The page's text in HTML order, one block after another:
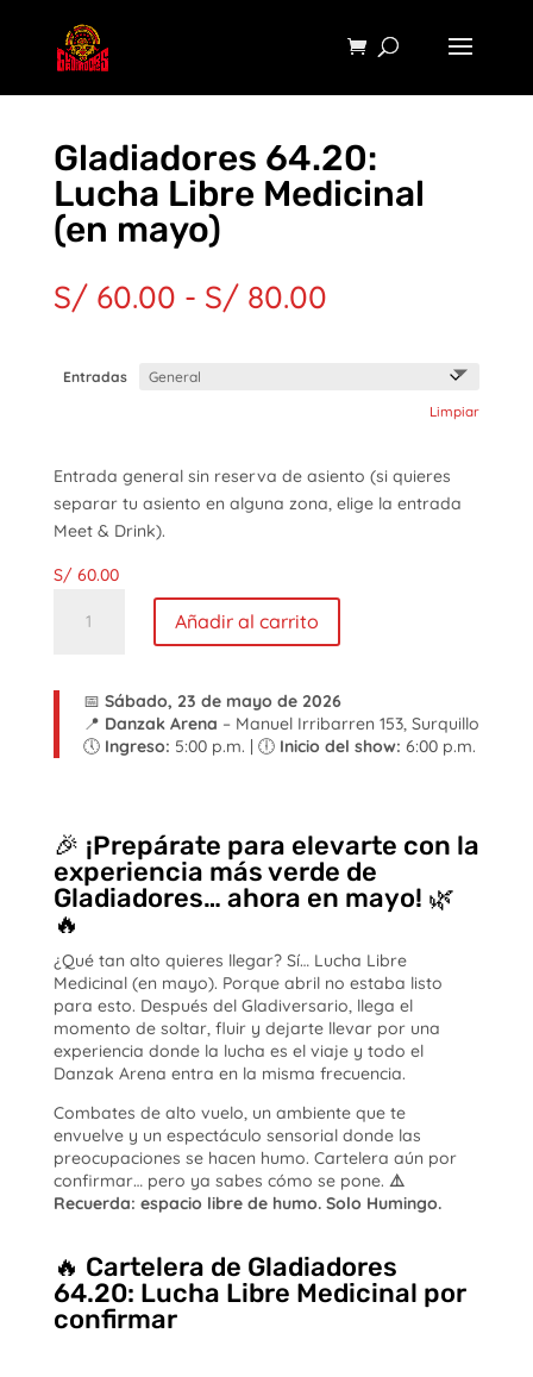
Gladiadores 64.20:
Lucha Libre Medicinal
(en mayo)
S/60.00 - S/80.00Rango
S/ 60.00
S/ 80.00
Entradas
Limpiar
Entrada general sin reserva de asiento (si quieres
separar tu asiento en alguna zona, elige la entrada
Meet & Drink).
S/60.00
Lucha
cantidad
Añadir al carrito
📅 Sábado, 23 de mayo de 2026
📍 Danzak Arena – Manuel Irribarren 153, Surquillo
🕔Ingreso: 5:00 p.m. | 🕕Inicio del show: 6:00 p.m.
🎉 ¡Prepárate para elevarte con la
experiencia más verde de
Gladiadores… ahora en mayo! 🌿
🔥
¿Qué tan alto quieres llegar? Sí… Lucha Libre
Medicinal (en mayo). Porque abril no estaba listo
para esto. Después del Gladiversario, llega el
momento de soltar, fluir y dejarte llevar por una
experiencia donde la lucha es el viaje y todo el
Danzak Arena entra en la misma frecuencia.
Combates de alto vuelo, un ambiente que te
envuelve y un espectáculo sensorial donde las
preocupaciones se hacen humo. Cartelera aún por
confirmar… pero ya sabes cómo se pone. ⚠️
Recuerda: espacio libre de humo. Solo Humingo.
🔥 Cartelera de Gladiadores
64.20: Lucha Libre Medicinal por
confirmar